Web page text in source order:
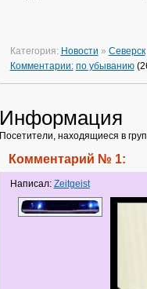
Категория: Новости » Северск
Комментарии: по убыванию
Информация
Посетители, находящиеся в
Комментарий № 1:
Написал: Zeitgeist